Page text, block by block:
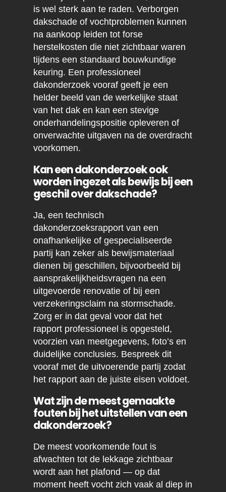
is wel sterk aan te raden. Verborgen
dakschade of vochtproblemen kunnen
na aankoop leiden tot forse
herstelkosten die niet zichtbaar waren
tijdens een standaard bouwkundige
keuring. Een professioneel
dakonderzoek vooraf geeft je een
helder beeld van de werkelijke staat
van het dak en kan een stevige
onderhandelingspositie opleveren of
onverwachte uitgaven na de overdracht
voorkomen.
Kan een dakonderzoek ook
worden ingezet als bewijs bij een
geschil over dakschade?
Ja, een technisch
dakonderzoeksrapport van een
onafhankelijke of gespecialiseerde
partij kan zeker als bewijsmateriaal
dienen bij geschillen, bijvoorbeeld bij
aansprakelijkheidsvragen na een
uitgevoerde renovatie of bij een
verzekeringsclaim na stormschade.
Zorg er in dat geval voor dat het
rapport professioneel is opgesteld,
voorzien van meetgegevens, foto’s en
duidelijke conclusies. Bespreek dit
vooraf met de uitvoerende partij zodat
het rapport aan de juiste eisen voldoet.
Wat zijn de meest gemaakte
fouten bij het uitstellen van een
dakonderzoek?
De meest voorkomende fout is
afwachten tot de lekkage zichtbaar
wordt aan het plafond — op dat
moment heeft vocht zich vaak al diep in